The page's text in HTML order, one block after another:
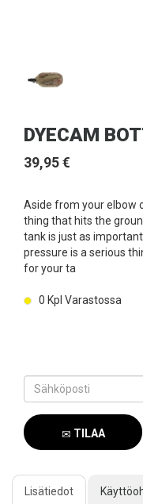
DYECAM
39,95 €
Aside from your elbow
thing that hits the
tank is just as
pressure is a serious
for your ta
0 Kpl Varastossa
TILAA
Lisätiedot